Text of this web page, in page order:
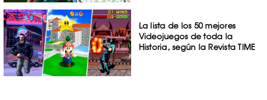
La lista de los 50 mejores
Videojuegos de toda la
Historia, según la Revista TIME